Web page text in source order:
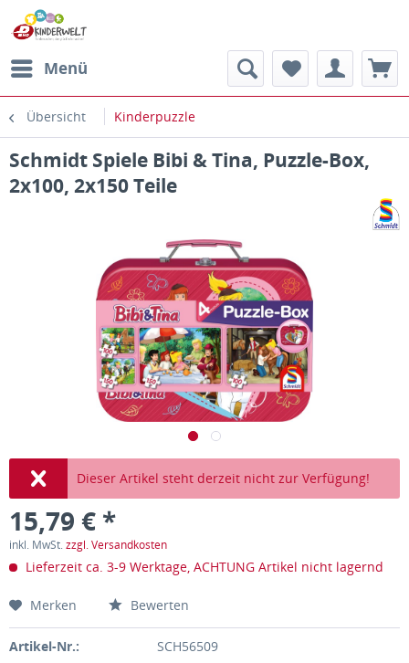
Menü
Übersicht Kinderpuzzle
Schmidt Spiele Bibi & Tina, Puzzle-Box,
2x100, 2x150 Teile
Dieser Artikel steht derzeit nicht zur Verfügung!
15,79 € *
inkl. MwSt.zzgl. Versandkosten
Lieferzeit ca. 3-9 Werktage, ACHTUNG Artikel nicht lagernd
Merken Bewerten
Artikel-Nr.: SCH56509